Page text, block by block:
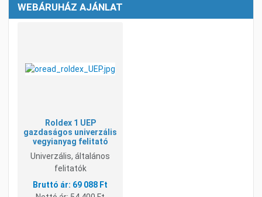
WEBÁRUHÁZ AJÁNLAT
Roldex 1 UEP
gazdaságos univerzális
vegyianyag felitató
Univerzális, általános
felitatók
69 088 Ft